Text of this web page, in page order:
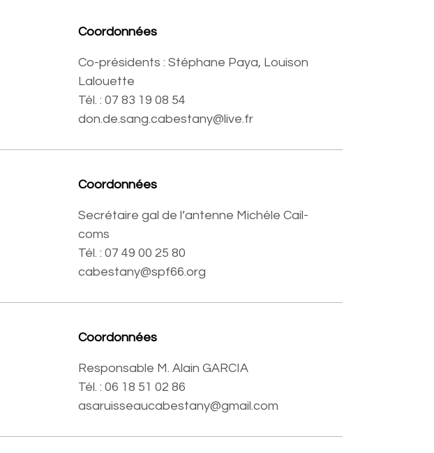
Coordonnées
Co-présidents : Stéphane Paya, Louison
Lalouette
Tél. : 07 83 19 08 54
don.de.sang.cabestany@live.fr
Coordonnées
Secrétaire gal de l’antenne Michèle Cail-
coms
Tél. : 07 49 00 25 80
cabestany@spf66.org
Coordonnées
Responsable M. Alain GARCIA
Tél. : 06 18 51 02 86
asaruisseaucabestany@gmail.com